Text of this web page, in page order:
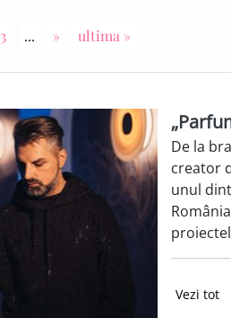
E
3 ... » ultima »
De la
creator
unul
Vezi tot